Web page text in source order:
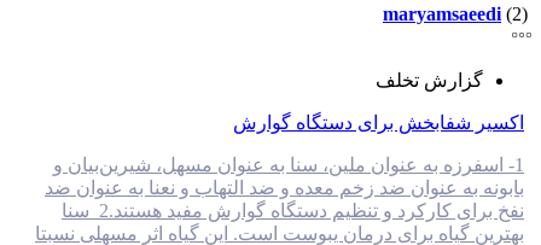
maryamsaeedi (2)
گزارش تخلف
اکسیر شفابخش برای دستگاه گوارش
1- اسفرزه به عنوان ملین، سنا به عنوان مسهل، شیرین‌بیان و
بابونه به عنوان ضد زخم معده و ضد التهاب و نعنا به عنوان ضد
نفخ برای کارکرد و تنظیم دستگاه گوارش مفید هستند.2_سنا
بهترین گیاه برای درمان یبوست است. این گیاه اثر مسهلی نسبتا